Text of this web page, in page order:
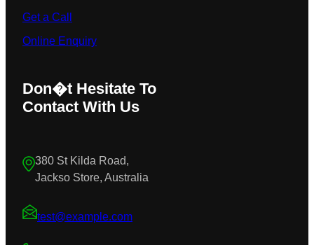
Get a Call
Online Enquiry
Don�t Hesitate To
Contact With Us
380 St Kilda Road,
Jackso Store, Australia
test@example.com